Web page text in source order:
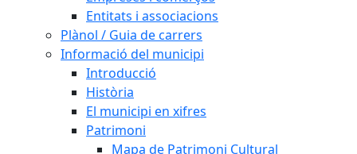
Entitats i associacions
Plànol / Guia de carrers
Informació del municipi
Introducció
Història
El municipi en xifres
Patrimoni
Mapa de Patrimoni Cultural